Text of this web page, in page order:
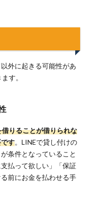
外に起きる可能性があ
す。
りることが借りられな
す。LINEで貸し付けの
条件となっていること
払って欲しい」「保証
前にお金を払わせる手